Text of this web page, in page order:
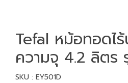
Tefal หม้อทอดไ
ความจุ 4.2 ลิตร
SKU : EY501D